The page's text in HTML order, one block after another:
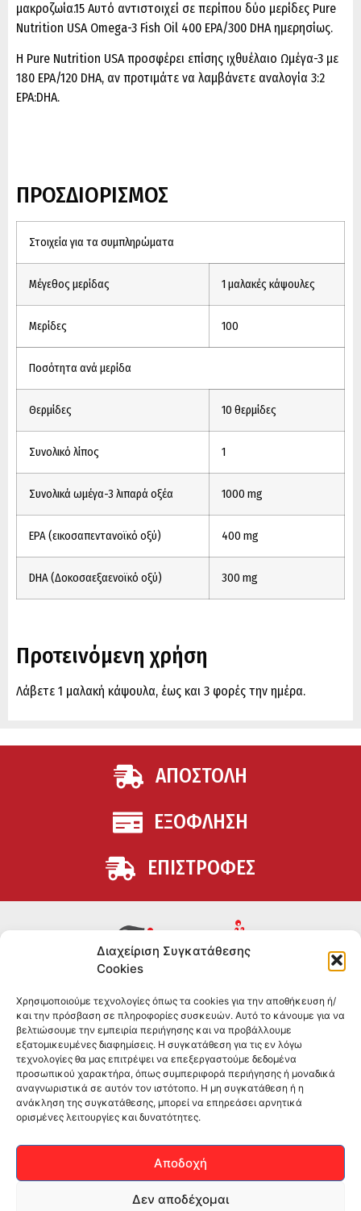
Διαχείριση Συγκατάθεσης
Cookies
Χρησιμοποιούμε τεχνολογίες όπως τα cookies για την αποθήκευση ή/
και την πρόσβαση σε πληροφορίες συσκευών. Αυτό το κάνουμε για να
βελτιώσουμε την εμπειρία περιήγησης και να προβάλλουμε
εξατομικευμένες διαφημίσεις. Η συγκατάθεση για τις εν λόγω
τεχνολογίες θα μας επιτρέψει να επεξεργαστούμε δεδομένα
προσωπικού χαρακτήρα, όπως συμπεριφορά περιήγησης ή μοναδικά
αναγνωριστικά σε αυτόν τον ιστότοπο. Η μη συγκατάθεση ή η
ανάκληση της συγκατάθεσης, μπορεί να επηρεάσει αρνητικά
ορισμένες λειτουργίες και δυνατότητες.
Αποδοχή
Δεν αποδέχομαι
μακροζωία.15 Αυτό αντιστοιχεί σε περίπου δύο μερίδες Pure
Nutrition USA Omega-3 Fish Oil 400 EPA/300 DHA ημερησίως.
Η Pure Nutrition USA προσφέρει επίσης ιχθυέλαιο Ωμέγα-3 με
180 EPA/120 DHA, αν προτιμάτε να λαμβάνετε αναλογία 3:2
EPA:DHA.
ΠΡΟΣΔΙΟΡΙΣΜΟΣ
Στοιχεία για τα συμπληρώματα
Μέγεθος μερίδας 1 μαλακές κάψουλες
Μερίδες 100
Ποσότητα ανά μερίδα
Θερμίδες 10 θερμίδες
Συνολικό λίπος 1
Συνολικά ωμέγα-3 λιπαρά οξέα 1000 mg
EPA (εικοσαπεντανοϊκό οξύ) 400 mg
DHA (Δοκοσαεξαενοϊκό οξύ) 300 mg
Προτεινόμενη χρήση
Λάβετε 1 μαλακή κάψουλα, έως και 3 φορές την ημέρα.
ΑΠΟΣΤΟΛΗ
ΕΞΟΦΛΗΣΗ
ΕΠΙΣΤΡΟΦΕΣ
θέλουν να βελτιώσουν τη διατροφή και την υγεία τους.
Επώνυμα brands και εμπειρία ετών στο χώρο.
ΠΛΗΡΟΦΟΡΙΕΣ
-ΤΗΛ:2551 181428
–ΟΡΟΙ & ΠΡΟΣΩΠΙΚΑ ΔΕΔΟΜΕΝΑ
SOCIAL MEDIA